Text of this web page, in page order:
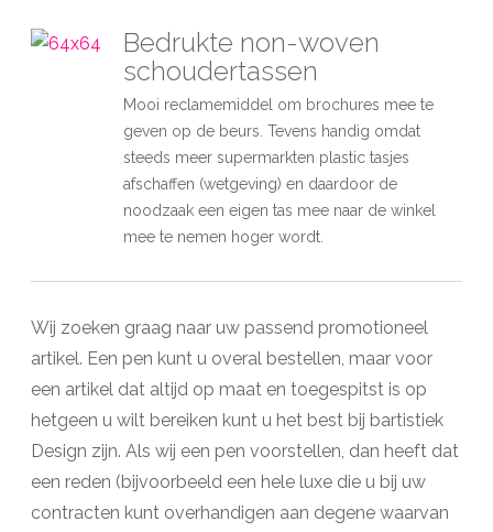
Bedrukte non-woven
schoudertassen
Mooi reclamemiddel om brochures mee te
geven op de beurs. Tevens handig omdat
steeds meer supermarkten plastic tasjes
afschaffen (wetgeving) en daardoor de
noodzaak een eigen tas mee naar de winkel
mee te nemen hoger wordt.
Wij zoeken graag naar uw passend promotioneel
artikel. Een pen kunt u overal bestellen, maar voor
een artikel dat altijd op maat en toegespitst is op
hetgeen u wilt bereiken kunt u het best bij bartistiek
Design zijn. Als wij een pen voorstellen, dan heeft dat
een reden (bijvoorbeeld een hele luxe die u bij uw
contracten kunt overhandigen aan degene waarvan